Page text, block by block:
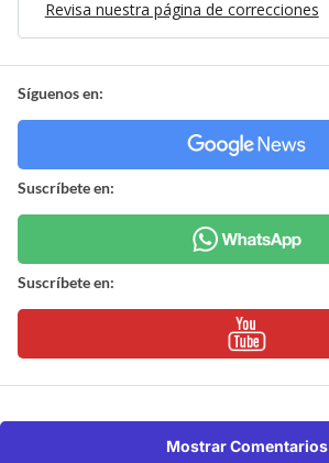
Revisa nuestra página de correcciones
Síguenos en:
Suscríbete en:
Suscríbete en:
Mostrar Comentarios